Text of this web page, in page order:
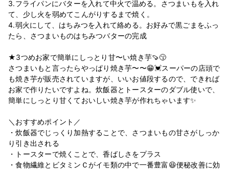
3.フライパンにバターを入れて中火で温める。さつまいもを入れ
て、少し火を弱めてこんがりするまで焼く。
4.弱火にして、はちみつを入れて絡める。お好みで黒ごまをふっ
たら、さつまいものはちみつバターの完成
★3つめお家で簡単にしっとり甘〜い焼き芋🍠😙
さつまいもと言ったらやっぱり焼き芋〜〜😁💓スーパーの店頭で
も焼き芋が販売されていますが、いいお値段するので、できれば
お家で作りたいですよね。炊飯器とトースターのダブル使いで、
簡単にしっとり甘くておいしい焼き芋が作れちゃいます✨
＼おすすめポイント／
・炊飯器でじっくり加熱することで、さつまいもの甘さがしっか
り引き出される
・トースターで焼くことで、香ばしさをプラス
・食物繊維とビタミンＣがイモ類の中で一番豊富😆便秘改善に効